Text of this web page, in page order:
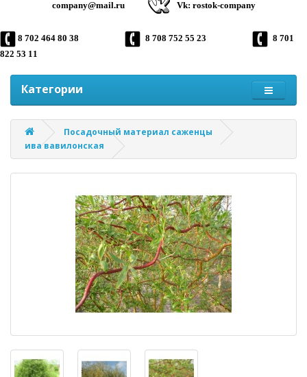
company@mail.ru Vk: rostok-company
8 702 464 80 38 8 708 752 55 23
8 701
822 53 11
Категории
Посадочный материал саженцы
ива вавилонская